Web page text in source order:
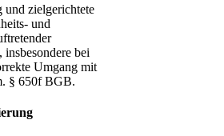
zielgerichtete
und
bei
Umgang mit
§ 650f BGB.